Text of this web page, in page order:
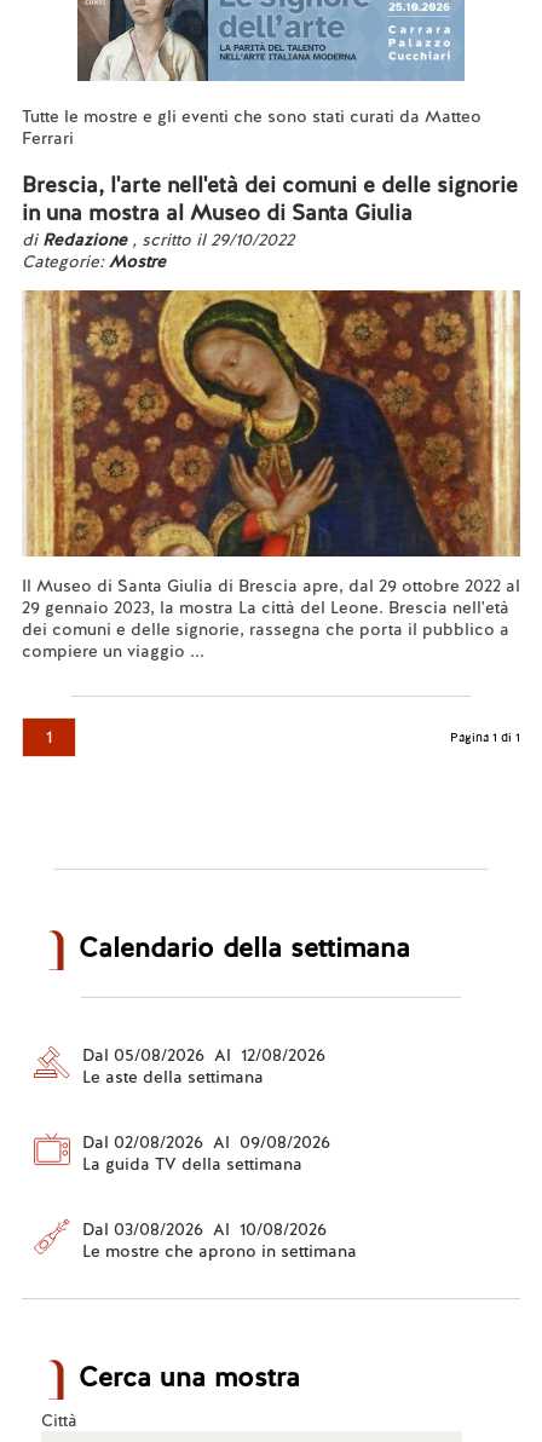
Tutte le mostre e gli eventi che sono stati curati da Matteo
Ferrari
Brescia, l'arte nell'età dei comuni e delle signorie
in una mostra al Museo di Santa Giulia
di Redazione , scritto il 29/10/2022
Categorie:Mostre
Il Museo di Santa Giulia di Brescia apre, dal 29 ottobre 2022 al
29 gennaio 2023, la mostra La città del Leone. Brescia nell'età
dei comuni e delle signorie, rassegna che porta il pubblico a
compiere un viaggio ...
1 Pagina 1 di 1
Calendario della settimana
Dal 05/08/2026 Al 12/08/2026
Le aste della settimana
Dal 02/08/2026 Al 09/08/2026
La guida TV della settimana
Dal 03/08/2026 Al 10/08/2026
Le mostre che aprono in settimana
Cerca una mostra
Città